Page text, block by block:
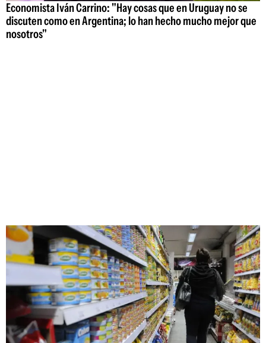
Economista Iván Carrino: "Hay cosas que en Uruguay no se
discuten como en Argentina; lo han hecho mucho mejor que
nosotros"